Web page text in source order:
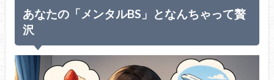
あなたの「メンタルBS」となんちゃって贅
沢